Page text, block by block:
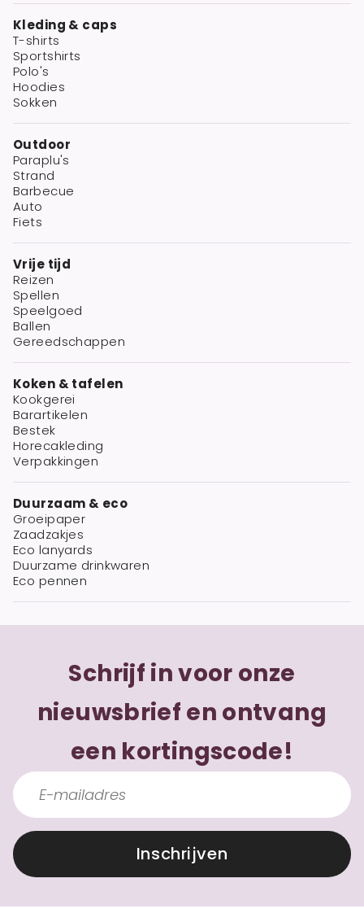
Kleding & caps
T-shirts
Sportshirts
Polo's
Hoodies
Sokken
Outdoor
Paraplu's
Strand
Barbecue
Auto
Fiets
Vrije tijd
Reizen
Spellen
Speelgoed
Ballen
Gereedschappen
Koken & tafelen
Kookgerei
Barartikelen
Bestek
Horecakleding
Verpakkingen
Duurzaam & eco
Groeipaper
Zaadzakjes
Eco lanyards
Duurzame drinkwaren
Eco pennen
Schrijf in voor onze
nieuwsbrief en ontvang
een kortingscode!
Inschrijven